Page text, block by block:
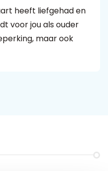
heeft liefgehad en
voor jou als ouder
maar ook